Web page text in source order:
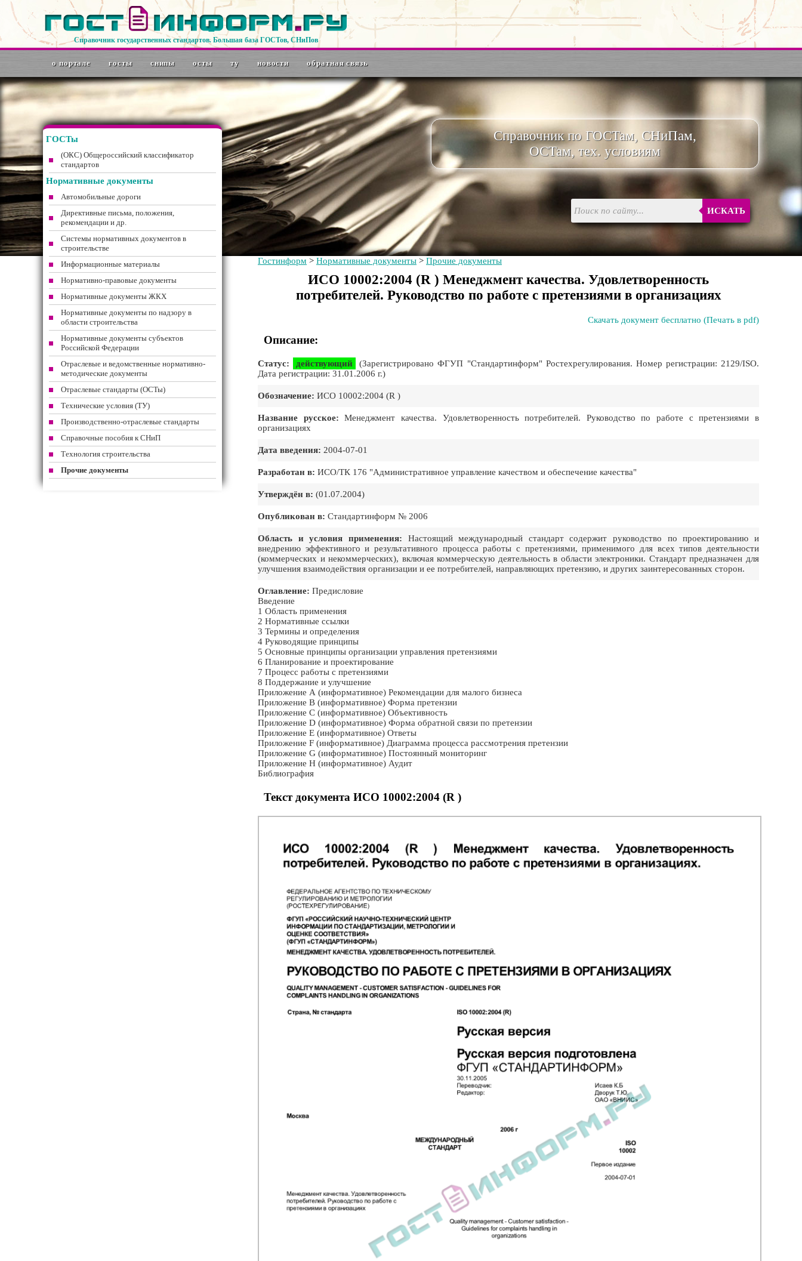
Справочник государственных стандартов. Большая база ГОСТов, СНиПов
о портале госты снипы осты ту новости обратная связь
Справочник по ГОСТам, СНиПам,
ОСТам, тех. условиям
ИСКАТЬ
Гостинформ > Нормативные документы > Прочие документы
ИСО 10002:2004 (R ) Менеджмент качества. Удовлетворенность
потребителей. Руководство по работе с претензиями в организациях
Скачать документ бесплатно (Печать в pdf)
Описание:
Статус: действующий
(Зарегистрировано ФГУП "Стандартинформ" Ростехрегулирования. Номер регистрации: 2129/ISO.
Дата регистрации: 31.01.2006 г.)
Обозначение: ИСО 10002:2004 (R )
Название русское: Менеджмент качества. Удовлетворенность потребителей. Руководство по работе с претензиями в
организациях
Дата введения: 2004-07-01
Разработан в: ИСО/ТК 176 "Административное управление качеством и обеспечение качества"
Утверждён в: (01.07.2004)
Опубликован в: Стандартинформ № 2006
Область и условия применения: Настоящий международный стандарт содержит руководство по проектированию и
внедрению эффективного и результативного процесса работы с претензиями, применимого для всех типов деятельности
(коммерческих и некоммерческих), включая коммерческую деятельность в области электроники. Стандарт предназначен для
улучшения взаимодействия организации и ее потребителей, направляющих претензию, и других заинтересованных сторон.
Оглавление: Предисловие
Введение
1 Область применения
2 Нормативные ссылки
3 Термины и определения
4 Руководящие принципы
5 Основные принципы организации управления претензиями
6 Планирование и проектирование
7 Процесс работы с претензиями
8 Поддержание и улучшение
Приложение А (информативное) Рекомендации для малого бизнеса
Приложение В (информативное) Форма претензии
Приложение С (информативное) Объективность
Приложение D (информативное) Форма обратной связи по претензии
Приложение Е (информативное) Ответы
Приложение F (информативное) Диаграмма процесса рассмотрения претензии
Приложение G (информативное) Постоянный мониторинг
Приложение Н (информативное) Аудит
Библиография
Текст документа ИСО 10002:2004 (R )
ГОСТы
(ОКС) Общероссийский классификатор
стандартов
Нормативные документы
Автомобильные дороги
Директивные письма, положения,
рекомендации и др.
Системы нормативных документов в
строительстве
Информационные материалы
Нормативно-правовые документы
Нормативные документы ЖКХ
Нормативные документы по надзору в
области строительства
Нормативные документы субъектов
Российской Федерации
Отраслевые и ведомственные нормативно-
методические документы
Отраслевые стандарты (ОСТы)
Технические условия (ТУ)
Производственно-отраслевые стандарты
Справочные пособия к СНиП
Технология строительства
Прочие документы